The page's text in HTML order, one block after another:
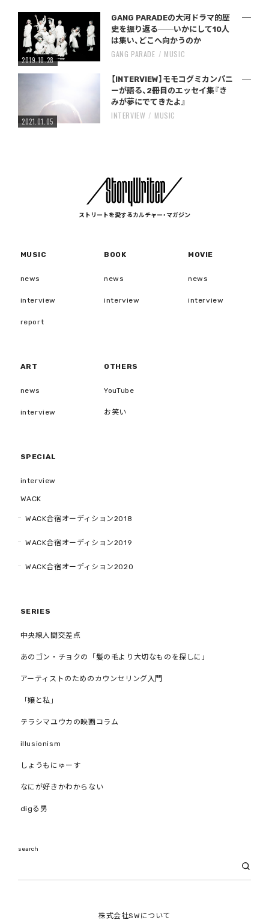
2019.10.28
GANG PARADEの大河ドラマ的歴
史を振り返る──いかにして10人
は集い、どこへ向かうのか
GANG PARADE MUSIC
2021.01.05
【INTERVIEW】モモコグミカンパニ
ーが語る、2冊目のエッセイ集『き
みが夢にでてきたよ』
INTERVIEW MUSIC
株式会社SWについて
ストリートを愛するカルチャー・マガジン
MUSIC
news
interview
report
BOOK
news
interview
MOVIE
news
interview
ART
news
interview
OTHERS
YouTube
お笑い
SPECIAL
interview
WACK
WACK合宿オーディション2018
WACK合宿オーディション2019
WACK合宿オーディション2020
SERIES
中央線人間交差点
あのゴン・チョクの「髪の毛より大切なものを探しに」
アーティストのためのカウンセリング入門
「嬢と私」
テラシマユウカの映画コラム
illusionism
しょうもにゅーす
なにが好きかわからない
digる男
search